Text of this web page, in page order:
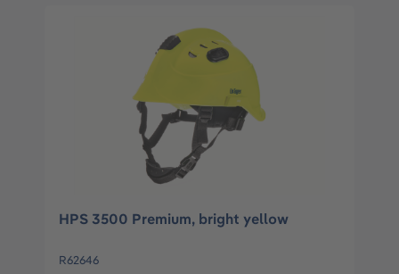
HPS 3500 Premium, bright yellow
R62646